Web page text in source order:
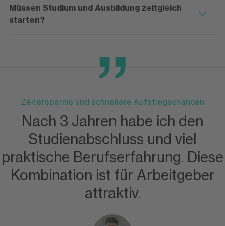
Müssen Studium und Ausbildung zeitgleich
starten?
Zeitersparnis und schnellere Aufstiegschancen
Nach 3 Jahren habe ich den
Studienabschluss und viel
praktische Berufserfahrung. Diese
Kombination ist für Arbeitgeber
attraktiv.